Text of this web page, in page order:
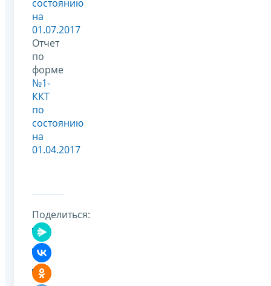
состоянию
на
01.07.2017
Отчет
по
форме
№1-
ККТ
по
состоянию
на
01.04.2017
Поделиться: